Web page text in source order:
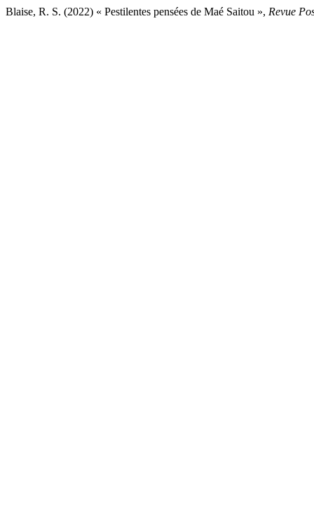
Blaise, R. S. (2022) « Pestilentes pensées de Maé Saitou », Revue